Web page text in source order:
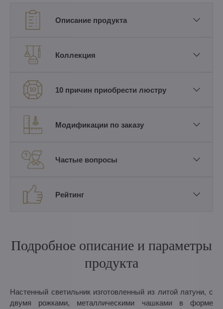
Описание продукта
Коллекция
10 причин приобрести люстру
Модификации по заказу
Частые вопросы
Рейтинг
Подробное описание и параметры
продукта
Настенный светильник изготовленный из литой латуни, с
двумя рожками, металлическими чашками в форме